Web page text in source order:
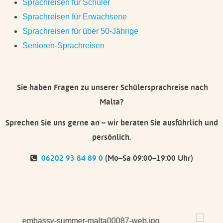
Sprachreisen für Schüler
Sprachreisen für Erwachsene
Sprachreisen für über 50-Jährige
Senioren-Sprachreisen
Sie haben Fragen zu unserer Schülersprachreise nach
Malta?
Sprechen Sie uns gerne an – wir beraten Sie ausführlich und
persönlich.
06202 93 84 89 0 (Mo–Sa 09:00–19:00 Uhr)